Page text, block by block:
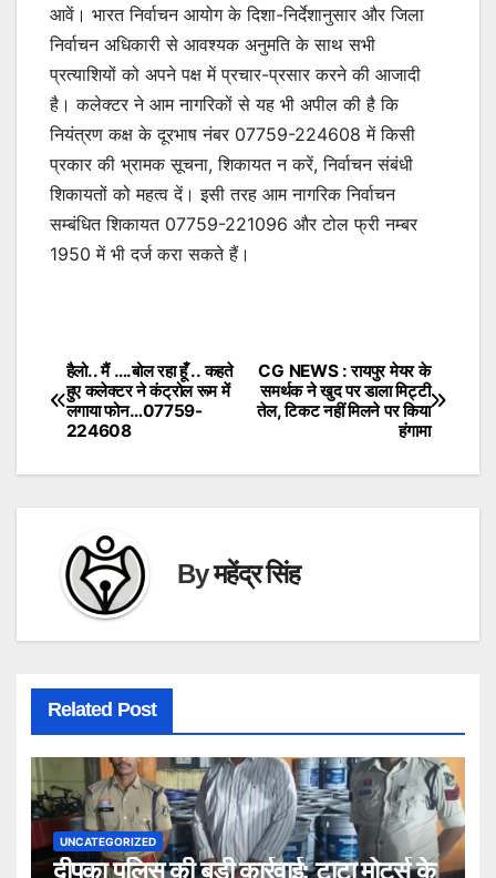
आवें। भारत निर्वाचन आयोग के दिशा-निर्देशानुसार और जिला
निर्वाचन अधिकारी से आवश्यक अनुमति के साथ सभी
प्रत्याशियों को अपने पक्ष में प्रचार-प्रसार करने की आजादी
है। कलेक्टर ने आम नागरिकों से यह भी अपील की है कि
नियंत्रण कक्ष के दूरभाष नंबर 07759-224608 में किसी
प्रकार की भ्रामक सूचना, शिकायत न करें, निर्वाचन संबंधी
शिकायतों को महत्व दें। इसी तरह आम नागरिक निर्वाचन
सम्बंधित शिकायत 07759-221096 और टोल फ्री नम्बर
1950 में भी दर्ज करा सकते हैं।
Post
navigation
CG NEWS : रायपुर मेयर के
समर्थक ने खुद पर डाला मिट्टी
तेल, टिकट नहीं मिलने पर किया
हंगामा
हैलो.. मैं ….बोल रहा हूँ .. कहते
हुए कलेक्टर ने कंट्रोल रूम में
लगाया फोन…07759-
224608
Byमहेंद्र सिंह
Related Post
UNCATEGORIZED
दीपका पुलिस की बड़ी कार्रवाई: टाटा मोटर्स के